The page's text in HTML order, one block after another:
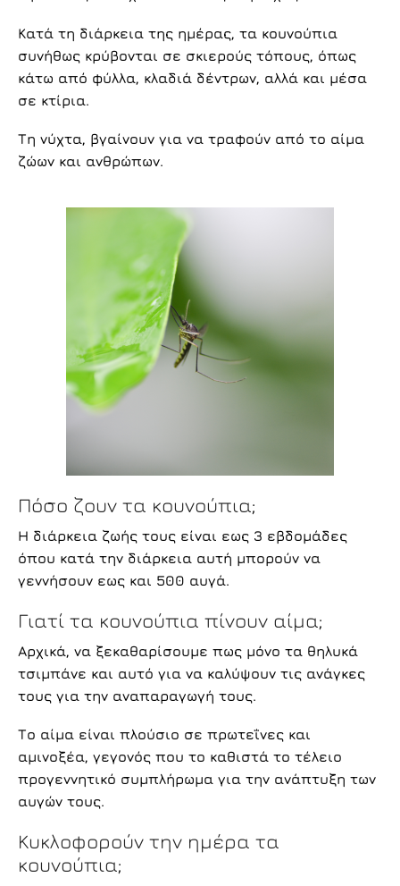
Κατά τη διάρκεια της ημέρας, τα κουνούπια
συνήθως κρύβονται σε σκιερούς τόπους, όπως
κάτω από φύλλα, κλαδιά δέντρων, αλλά και μέσα
σε κτίρια.
Τη νύχτα, βγαίνουν για να τραφούν από το αίμα
ζώων και ανθρώπων.
Πόσο ζουν τα κουνούπια;
Η διάρκεια ζωής τους είναι εως 3 εβδομάδες
όπου κατά την διάρκεια αυτή μπορούν να
γεννήσουν εως και 500 αυγά.
Γιατί τα κουνούπια πίνουν αίμα;
Αρχικά, να ξεκαθαρίσουμε πως μόνο τα θηλυκά
τσιμπάνε και αυτό για να καλύψουν τις ανάγκες
τους για την αναπαραγωγή τους.
Το αίμα είναι πλούσιο σε πρωτεΐνες και
αμινοξέα, γεγονός που το καθιστά το τέλειο
προγεννητικό συμπλήρωμα για την ανάπτυξη των
αυγών τους.
Κυκλοφορούν την ημέρα τα
κουνούπια;